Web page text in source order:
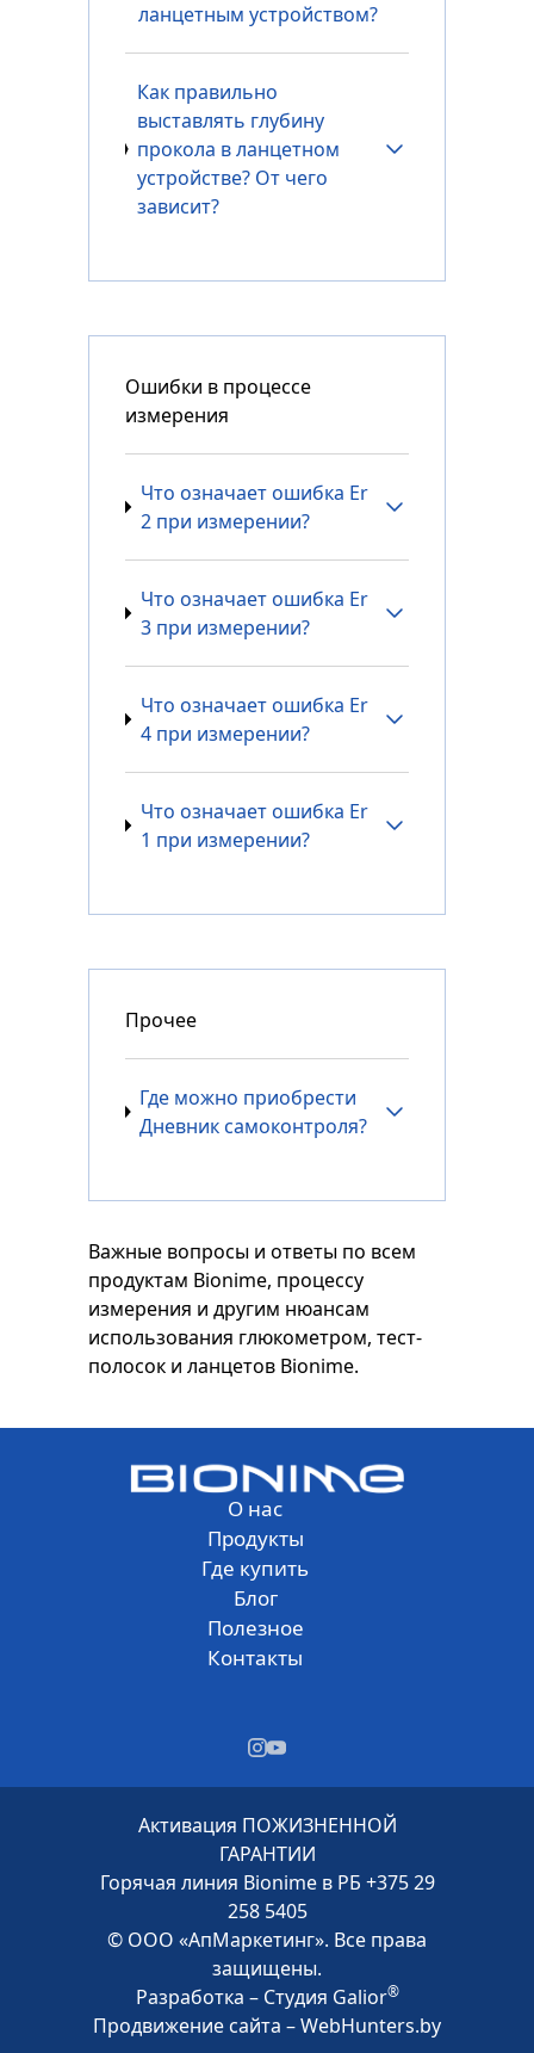
ланцетным устройством?
Как правильно
выставлять глубину
прокола в ланцетном
устройстве? От чего
зависит?
Ошибки в процессе
измерения
Что означает ошибка Er
2 при измерении?
Что означает ошибка Er
3 при измерении?
Что означает ошибка Er
4 при измерении?
Что означает ошибка Er
1 при измерении?
Прочее
Где можно приобрести
Дневник самоконтроля?
Важные вопросы и ответы по всем
продуктам Bionime, процессу
измерения и другим нюансам
использования глюкометром, тест-
полосок и ланцетов Bionime.
О нас
Продукты
Где купить
Блог
Полезное
Контакты
Активация ПОЖИЗНЕННОЙ
ГАРАНТИИ
Горячая линия Bionime в РБ +375 29
258 5405
© ООО «АпМаркетинг». Все права
защищены.
Разработка – Студия Galior®
Продвижение сайта –WebHunters.by